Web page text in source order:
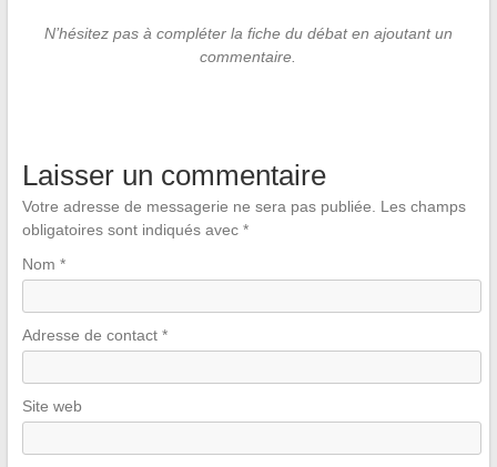
N’hésitez pas à compléter la fiche du débat en ajoutant un
commentaire.
Laisser un commentaire
Votre adresse de messagerie ne sera pas publiée.
Les champs
obligatoires sont indiqués avec *
Nom *
Adresse de contact *
Site web